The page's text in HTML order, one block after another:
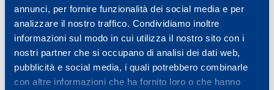
annunci, per fornire funzionalità dei social media e per
analizzare il nostro traffico. Condividiamo inoltre
informazioni sul modo in cui utilizza il nostro sito con i
nostri partner che si occupano di analisi dei dati web,
pubblicità e social media, i quali potrebbero combinarle
con altre informazioni che ha fornito loro o che hanno
Technical performance during soccer matches of
Technical performance during soccer
matches of the Italian Serie A league:
effect of fatigue and competitive level
Leggi tutto